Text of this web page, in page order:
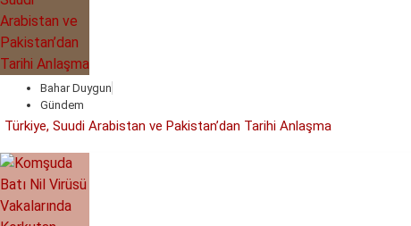
Bahar Duygun
Gündem
Türkiye, Suudi Arabistan ve Pakistan’dan Tarihi Anlaşma